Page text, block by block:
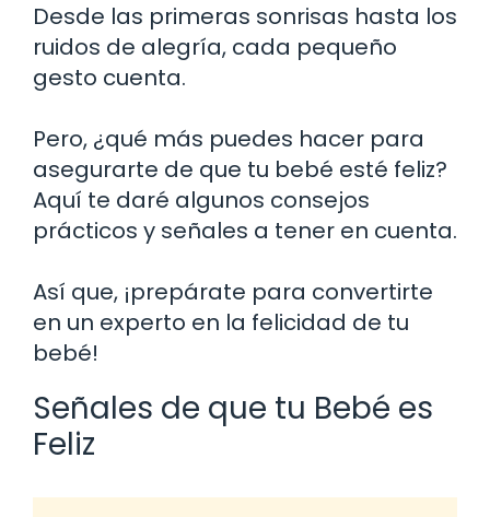
Desde las primeras sonrisas hasta los
ruidos de alegría, cada pequeño
gesto cuenta.
Pero, ¿qué más puedes hacer para
asegurarte de que tu bebé esté feliz?
Aquí te daré algunos consejos
prácticos y señales a tener en cuenta.
Así que, ¡prepárate para convertirte
en un experto en la felicidad de tu
bebé!
Señales de que tu Bebé es
Feliz